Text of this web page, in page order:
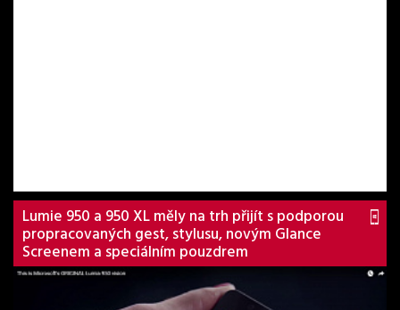
Lumie 950 a 950 XL měly na trh přijít s podporou
propracovaných gest, stylusu, novým Glance
Screenem a speciálním pouzdrem